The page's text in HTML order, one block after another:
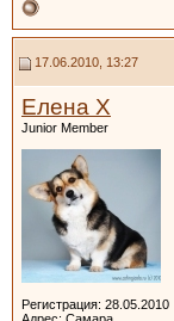
17.06.2010, 13:27
Елена Х
Junior Member
Регистрация: 28.05.2010